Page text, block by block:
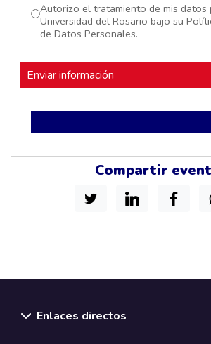
Autorizo el tratamiento de mis datos
Universidad del Rosario bajo su
de Datos Personales.
Compartir
Enlaces directos